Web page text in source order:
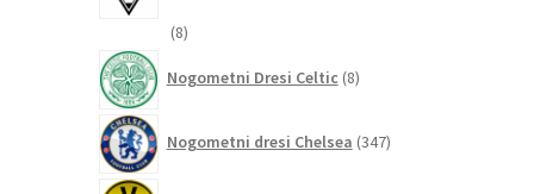
88
Nogometni Dresi Celtic 8izdelkov
Nogometni dresi Chelsea 347izdelkov